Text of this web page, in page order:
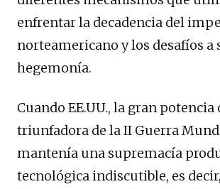
enfrentar la decadencia del
norteamericano y los desafíos a
hegemonía.
Cuando EE.UU., la gran
triunfadora de la II Guerra
mantenía una supremacía
tecnológica indiscutible, es